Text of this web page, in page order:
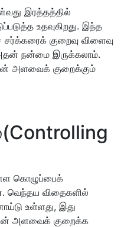
இரத்தத்தில்
உதவுகிறது. இந்த
குறைவு விளைவு
நன்மை இருக்கலாம்.
அளவைக் குறைக்கும்
கொழுப்பைக்
வெந்தய விதைகளில்
உள்ளது, இது
அளவைக் குறைக்க